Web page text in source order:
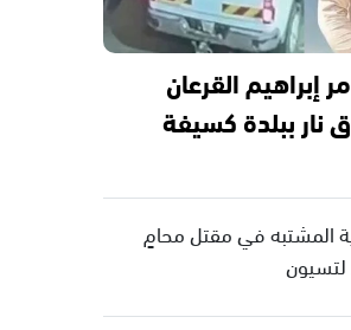
إبراهيم القرعان
نار ببلدة كسيفة
المشتبه في مقتل محامٍ